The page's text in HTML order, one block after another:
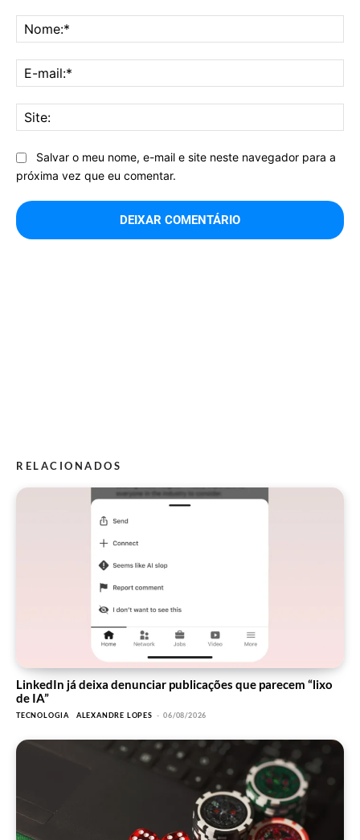
Salvar o meu nome, e-mail e site neste navegador para a
próxima vez que eu comentar.
RELACIONADOS
LinkedIn já deixa denunciar publicações que parecem “lixo
de IA”
TECNOLOGIA ALEXANDRE LOPES - 06/08/2026